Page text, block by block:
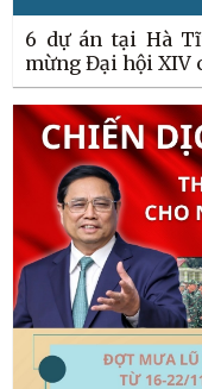
6 dự án tại Hà
mừng Đại hội XIV